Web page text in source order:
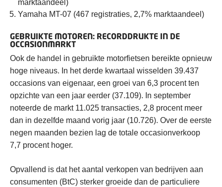
marktaandeel)
Yamaha MT-07 (467 registraties, 2,7% marktaandeel)
GEBRUIKTE MOTOREN: RECORDDRUKTE IN DE
OCCASIONMARKT
Ook de handel in gebruikte motorfietsen bereikte opnieuw
hoge niveaus. In het derde kwartaal wisselden 39.437
occasions van eigenaar, een groei van 6,3 procent ten
opzichte van een jaar eerder (37.109). In september
noteerde de markt 11.025 transacties, 2,8 procent meer
dan in dezelfde maand vorig jaar (10.726). Over de eerste
negen maanden bezien lag de totale occasionverkoop
7,7 procent hoger.
Opvallend is dat het aantal verkopen van bedrijven aan
consumenten (BtC) sterker groeide dan de particuliere